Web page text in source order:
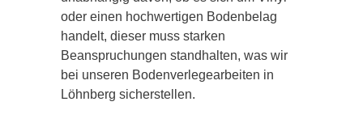
oder einen hochwertigen Bodenbelag
handelt, dieser muss starken
Beanspruchungen standhalten, was wir
bei unseren Bodenverlegearbeiten in
Löhnberg sicherstellen.